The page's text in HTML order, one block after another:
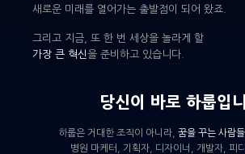
새로운 미래를 열어가는 출발점이 되어 왔죠.
그리고 지금, 또 한 번 세상을 놀라게 할
가장 큰 혁신을 준비하고 있습니다.
당신이 바로 하룹입
하룹은 거대한 조직이 아니라, 꿈을 꾸는 사람
병원 마케터, 기획자, 디자이너, 개발자, 피